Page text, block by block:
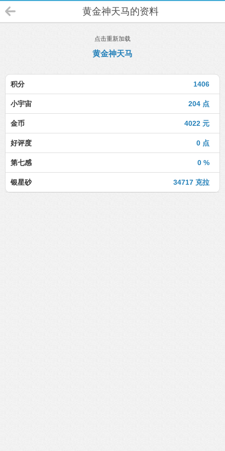
黄金神天马的资料
点击重新加载
黄金神天马
1406
积分
204 点
小宇宙
4022 元
金币
0 点
好评度
0 %
第七感
34717 克拉
银星砂